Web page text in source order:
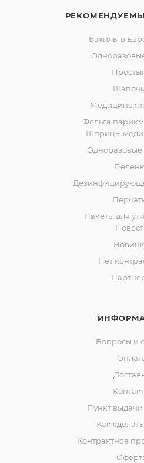
Бахилы в
Фольга
Шприцы
Одноразовые
Пакеты для
Нет
Вопросы и
Пункт выдачи
Как
Контрактное